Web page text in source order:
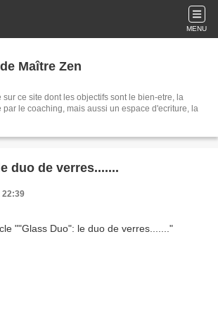
MENU
Maître Zen
sur ce site dont les objectifs sont le bien-etre, la
par le coaching, mais aussi un espace d'ecriture, la
duo de verres.......
22:39